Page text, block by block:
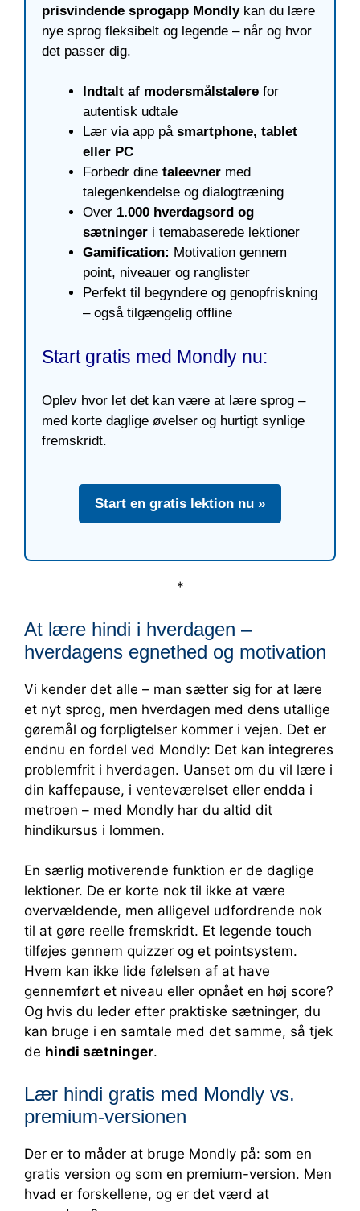
prisvindende sprogapp Mondlykan du lære
nye sprog fleksibelt og legende – når og hvor
det passer dig.
Indtalt af modersmålstalere for
autentisk udtale
Lær via app på smartphone, tablet
eller PC
Forbedr dine taleevner med
talegenkendelse og dialogtræning
Over 1.000 hverdagsord og
sætninger i temabaserede lektioner
Gamification: Motivation gennem
point, niveauer og ranglister
Perfekt til begyndere og genopfriskning
– også tilgængelig offline
Start gratis med Mondly nu:
Oplev hvor let det kan være at lære sprog –
med korte daglige øvelser og hurtigt synlige
fremskridt.
Start en gratis lektion nu »
*
At lære hindi i hverdagen –
hverdagens egnethed og motivation
Vi kender det alle – man sætter sig for at lære
et nyt sprog, men hverdagen med dens utallige
gøremål og forpligtelser kommer i vejen. Det er
endnu en fordel ved Mondly: Det kan integreres
problemfrit i hverdagen. Uanset om du vil lære i
din kaffepause, i venteværelset eller endda i
metroen – med Mondly har du altid dit
hindikursus i lommen.
En særlig motiverende funktion er de daglige
lektioner. De er korte nok til ikke at være
overvældende, men alligevel udfordrende nok
til at gøre reelle fremskridt. Et legende touch
tilføjes gennem quizzer og et pointsystem.
Hvem kan ikke lide følelsen af at have
gennemført et niveau eller opnået en høj score?
Og hvis du leder efter praktiske sætninger, du
kan bruge i en samtale med det samme, så tjek
de hindi sætninger.
Lær hindi gratis med Mondly vs.
premium-versionen
Der er to måder at bruge Mondly på: som en
gratis version og som en premium-version. Men
hvad er forskellene, og er det værd at